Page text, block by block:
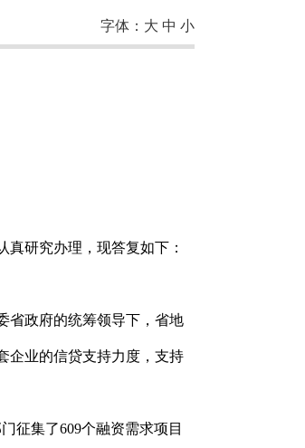
字体： 大 中 小
研究办理，现答复如下：
省政府的统筹领导下，省地
企业的信贷支持力度，支持
征集了609个融资需求项目